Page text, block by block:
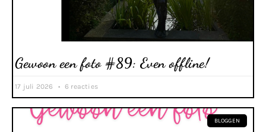
Gewoon een foto #89: Even offline!
17 juli 2026 6 reacties
BLOGGEN